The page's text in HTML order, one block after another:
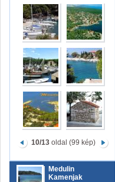
10/13oldal (99 kép)
Medulin
Kamenjak